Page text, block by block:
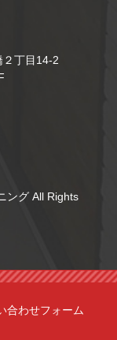
合わせフォーム
丁目14-2
ング All Rights